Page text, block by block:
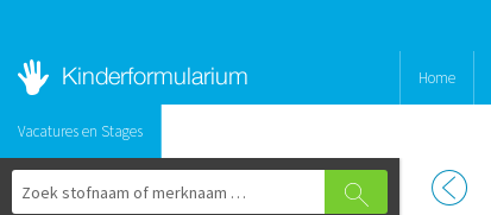
Home
Vacatures en Stages